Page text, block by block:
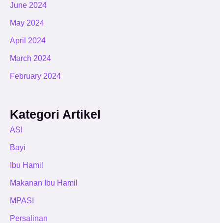
June 2024
May 2024
April 2024
March 2024
February 2024
Kategori Artikel
ASI
Bayi
Ibu Hamil
Makanan Ibu Hamil
MPASI
Persalinan